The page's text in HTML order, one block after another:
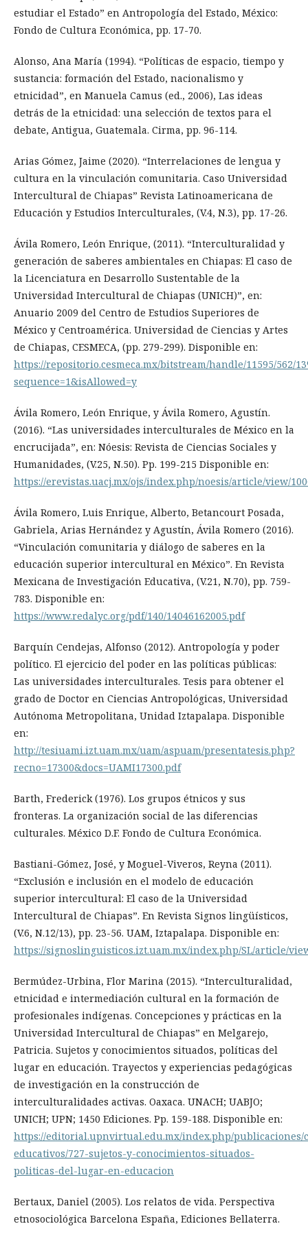
estudiar el Estado” en Antropología del Estado, México:
Fondo de Cultura Económica, pp. 17-70.
Alonso, Ana María (1994). “Políticas de espacio, tiempo y
sustancia: formación del Estado, nacionalismo y
etnicidad”, en Manuela Camus (ed., 2006), Las ideas
detrás de la etnicidad: una selección de textos para el
debate, Antigua, Guatemala. Cirma, pp. 96-114.
Arias Gómez, Jaime (2020). “Interrelaciones de lengua y
cultura en la vinculación comunitaria. Caso Universidad
Intercultural de Chiapas” Revista Latinoamericana de
Educación y Estudios Interculturales, (V.4, N.3), pp. 17-26.
Ávila Romero, León Enrique, (2011). “Interculturalidad y
generación de saberes ambientales en Chiapas: El caso de
la Licenciatura en Desarrollo Sustentable de la
Universidad Intercultural de Chiapas (UNICH)”, en:
Anuario 2009 del Centro de Estudios Superiores de
México y Centroamérica. Universidad de Ciencias y Artes
de Chiapas, CESMECA, (pp. 279-299). Disponible en:
https://repositorio.cesmeca.mx/bitstream/handle/11595/562/
sequence=1&isAllowed=y
Ávila Romero, León Enrique, y Ávila Romero, Agustín.
(2016). “Las universidades interculturales de México en la
encrucijada”, en: Nóesis: Revista de Ciencias Sociales y
Humanidades, (V.25, N.50). Pp. 199-215 Disponible en:
https://erevistas.uacj.mx/ojs/index.php/noesis/article/view/
Ávila Romero, Luis Enrique, Alberto, Betancourt Posada,
Gabriela, Arias Hernández y Agustín, Ávila Romero (2016).
“Vinculación comunitaria y diálogo de saberes en la
educación superior intercultural en México”. En Revista
Mexicana de Investigación Educativa, (V.21, N.70), pp. 759-
783. Disponible en:
https://www.redalyc.org/pdf/140/14046162005.pdf
Barquín Cendejas, Alfonso (2012). Antropología y poder
político. El ejercicio del poder en las políticas públicas:
Las universidades interculturales. Tesis para obtener el
grado de Doctor en Ciencias Antropológicas, Universidad
Autónoma Metropolitana, Unidad Iztapalapa. Disponible
en:
http://tesiuami.izt.uam.mx/uam/aspuam/presentatesis.php?
recno=17300&docs=UAMI17300.pdf
Barth, Frederick (1976). Los grupos étnicos y sus
fronteras. La organización social de las diferencias
culturales. México D.F. Fondo de Cultura Económica.
Bastiani-Gómez, José, y Moguel-Viveros, Reyna (2011).
“Exclusión e inclusión en el modelo de educación
superior intercultural: El caso de la Universidad
Intercultural de Chiapas”. En Revista Signos lingüísticos,
(V.6, N.12/13), pp. 23-56. UAM, Iztapalapa. Disponible en:
https://signoslinguisticos.izt.uam.mx/index.php/SL/article/
Bermúdez-Urbina, Flor Marina (2015). “Interculturalidad,
etnicidad e intermediación cultural en la formación de
profesionales indígenas. Concepciones y prácticas en la
Universidad Intercultural de Chiapas” en Melgarejo,
Patricia. Sujetos y conocimientos situados, políticas del
lugar en educación. Trayectos y experiencias pedagógicas
de investigación en la construcción de
interculturalidades activas. Oaxaca. UNACH; UABJO;
UNICH; UPN; 1450 Ediciones. Pp. 159-188. Disponible en:
https://editorial.upnvirtual.edu.mx/index.php/publicaciones/
educativos/727-sujetos-y-conocimientos-situados-
politicas-del-lugar-en-educacion
Bertaux, Daniel (2005). Los relatos de vida. Perspectiva
etnosociológica Barcelona España, Ediciones Bellaterra.